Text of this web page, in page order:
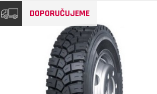
DOPORUČUJEME
DETAIL